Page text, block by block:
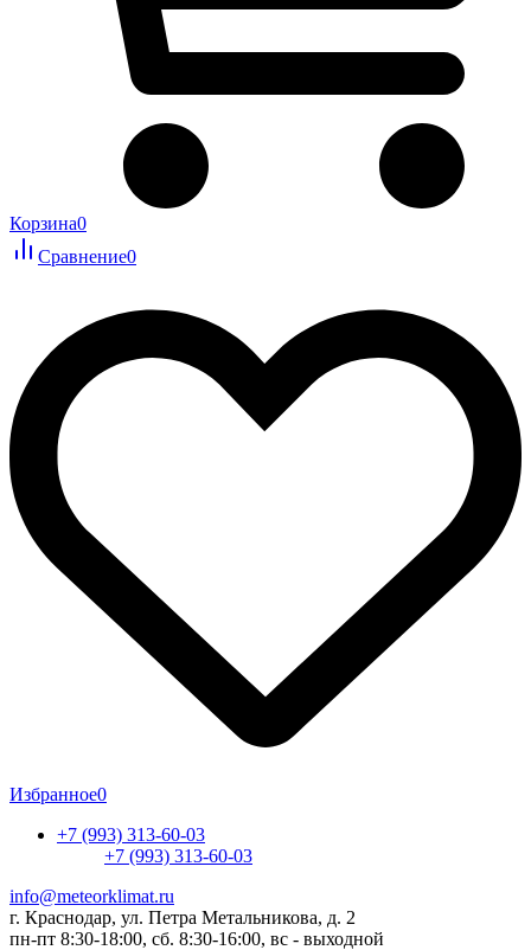
Корзина0
Сравнение0
Избранное0
+7 (993) 313-60-03
+7 (993) 313-60-03
info@meteorklimat.ru
г. Краснодар, ул. Петра Метальникова, д. 2
пн-пт 8:30-18:00, сб. 8:30-16:00, вс - выходной